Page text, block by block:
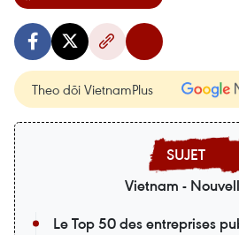
Theo dõi VietnamPlus
Vietnam -
Le Top 50 des entreprises